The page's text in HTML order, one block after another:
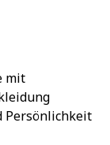
mit
Persönlichkeit